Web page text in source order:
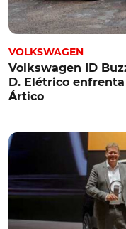
VOLKSWAGEN
Volkswagen ID
D. Elétrico
Ártico